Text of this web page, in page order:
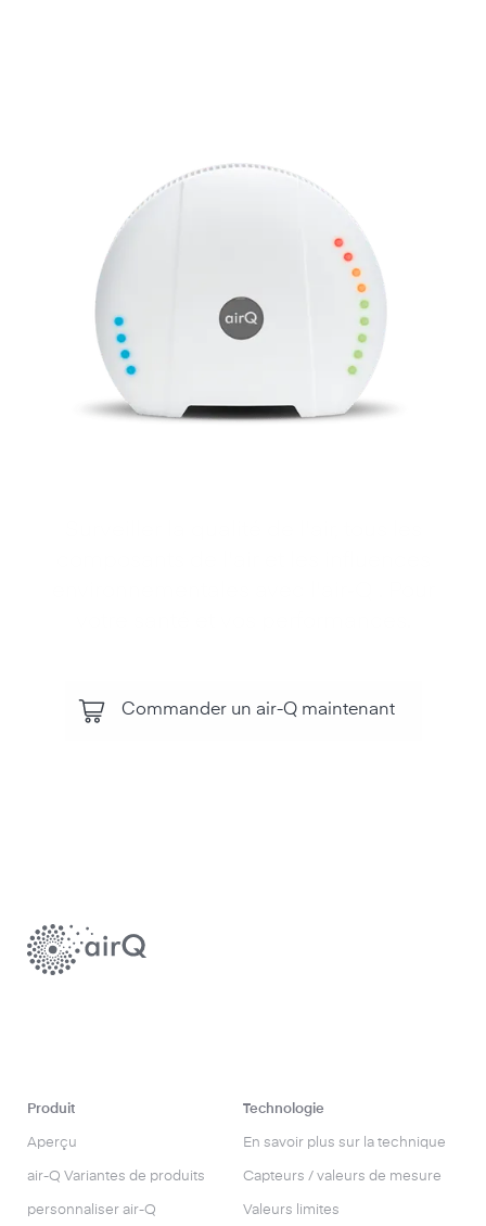
Commander un air-Q maintenant
Produit
Aperçu
air-Q Variantes de produits
personnaliser air-Q
Technologie
En savoir plus sur la technique
Capteurs / valeurs de mesure
Valeurs limites